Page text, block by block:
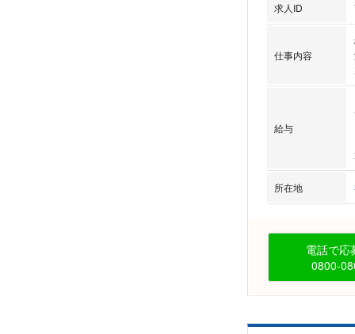
求人ID
仕事内容
給与
所在地
電話で応
0800-